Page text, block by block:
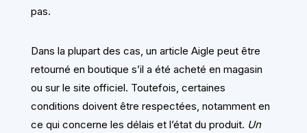
pas.
Dans la plupart des cas, un article Aigle peut être
retourné en boutique s’il a été acheté en magasin
ou sur le site officiel. Toutefois, certaines
conditions doivent être respectées, notamment en
ce qui concerne les délais et l’état du produit. Un